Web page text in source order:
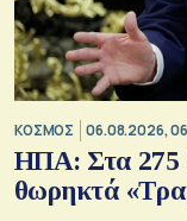
ΚΟΣΜΟΣ 06.08.2026,
ΗΠΑ: Στα 275
θωρηκτά